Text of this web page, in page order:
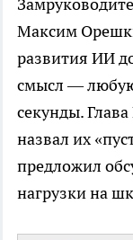
Максим
развития ИИ
смысл —
секунды.
назвал их
предложил
нагрузки на